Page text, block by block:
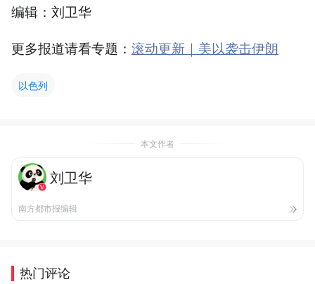
编辑：刘卫华
更多报道请看专题： 滚动更新｜美以袭击伊朗
以色列
本文作者
刘卫华
南方都市报编辑
热门评论